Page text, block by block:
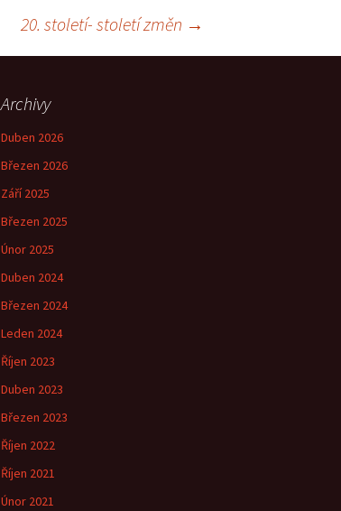
20. století- století změn →
Archivy
Duben 2026
Březen 2026
Září 2025
Březen 2025
Únor 2025
Duben 2024
Březen 2024
Leden 2024
Říjen 2023
Duben 2023
Březen 2023
Říjen 2022
Říjen 2021
Únor 2021